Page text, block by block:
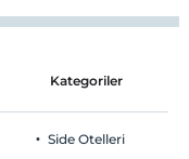
Kategoriler
Side Otelleri